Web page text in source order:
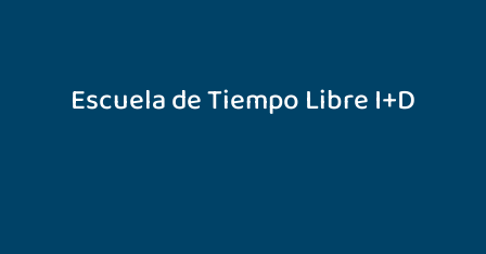
Escuela de Tiempo Libre I+D